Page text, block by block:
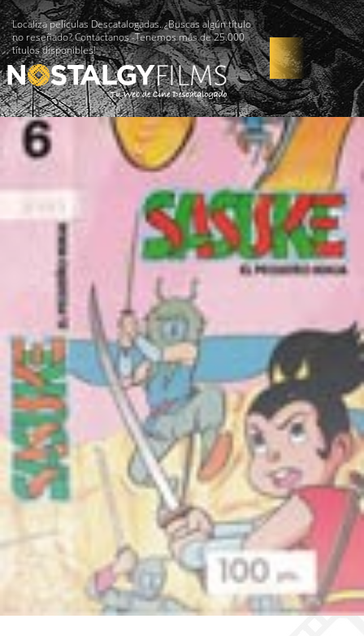
Localiza películas Descatalogadas. ¿Buscas algún título
no reseñado? Contáctanos -Tenemos más de 25.000
títulos disponibles!